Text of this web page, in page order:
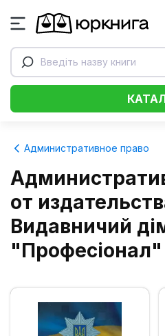
Введіть назву книги
Административное право
от
Видавничий
"Професіонал"